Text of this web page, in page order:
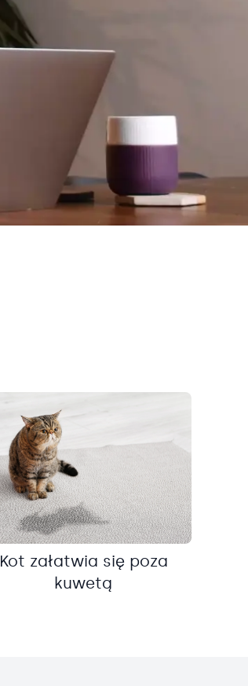
Kot załatwia się poza
kuwetą